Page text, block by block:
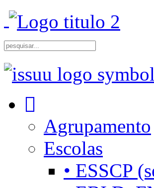
Agrupamento
Escolas
• ESSCP